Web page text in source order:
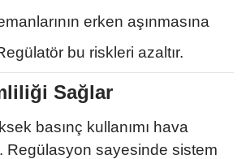
erken aşınmasına
bu riskleri azaltır.
Sağlar
basınç kullanımı hava
Regülasyon sayesinde sistem